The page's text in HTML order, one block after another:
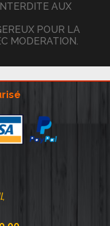
AUX
POUR LA
MODERATION.